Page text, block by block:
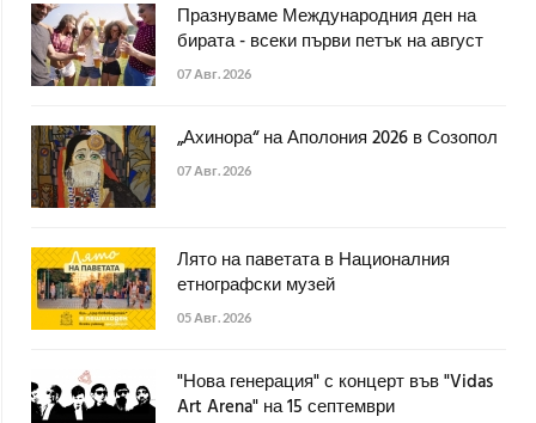
Празнуваме Международния ден на
бирата - всеки първи петък на август
07 Авг. 2026
„Ахинора“ на Аполония 2026 в Созопол
07 Авг. 2026
Лято на паветата в Националния
етнографски музей
05 Авг. 2026
"Нова генерация" с концерт във "Vidas
Art Arena" на 15 септември